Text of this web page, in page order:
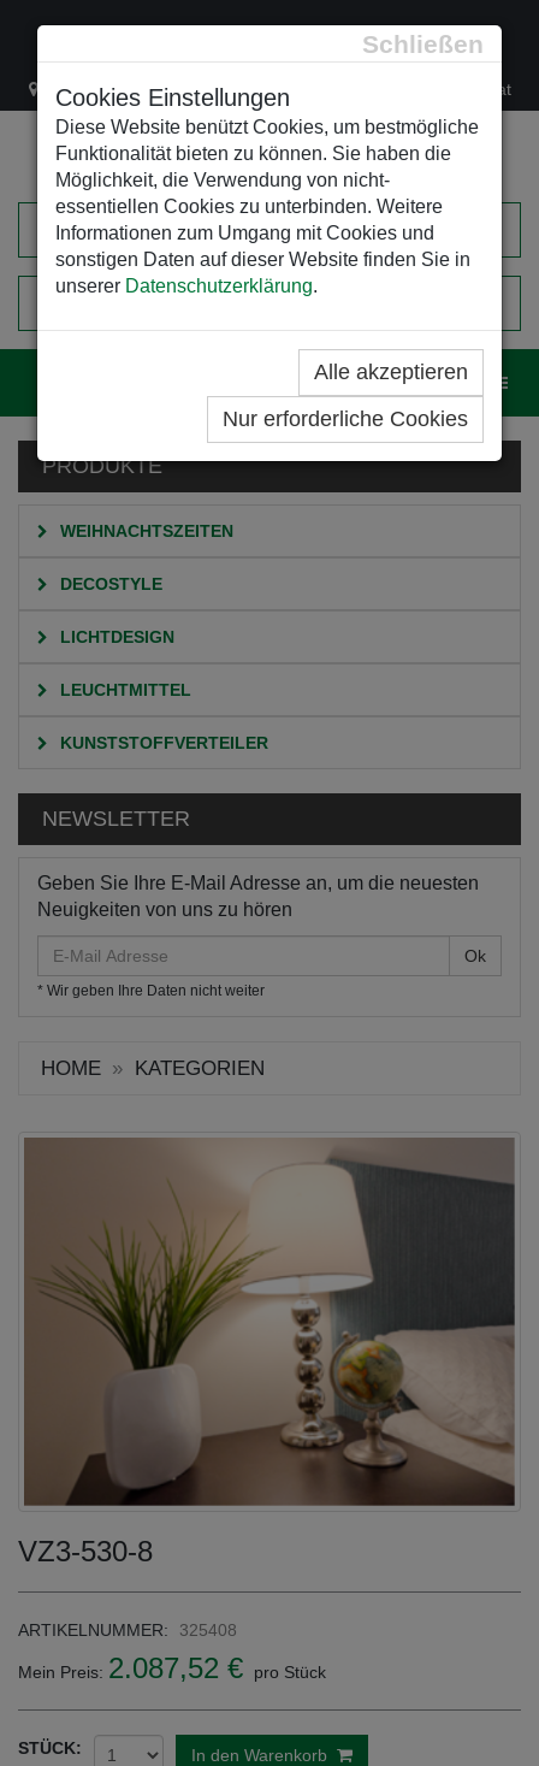
Schließen
Cookies Einstellungen
Diese Website benützt Cookies, um bestmögliche
Funktionalität bieten zu können. Sie haben die
Möglichkeit, die Verwendung von nicht-
essentiellen Cookies zu unterbinden. Weitere
Informationen zum Umgang mit Cookies und
sonstigen Daten auf dieser Website finden Sie in
unserer Datenschutzerklärung.
Alle akzeptieren
Nur erforderliche Cookies
Lacknergasse 78 +43/1/470 37 00 office@leso.at
EINKAUFSWAGEN
PRODUKTE
WEIHNACHTSZEITEN
DECOSTYLE
LICHTDESIGN
LEUCHTMITTEL
KUNSTSTOFFVERTEILER
NEWSLETTER
Geben Sie Ihre E-Mail Adresse an, um die neuesten
Neuigkeiten von uns zu hören
Mail
Adresse
* Wir geben Ihre Daten nicht weiter
HOME KATEGORIEN
VZ3-530-8
ARTIKELNUMMER: 325408
Mein Preis: 2.087,52 € pro Stück
STÜCK: In den Warenkorb